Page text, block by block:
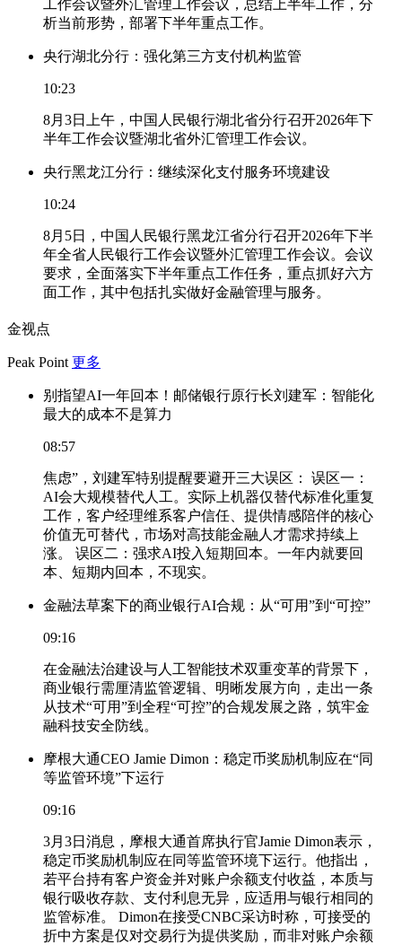
工作会议暨外汇管理工作会议，总结上半年工作，分
析当前形势，部署下半年重点工作。
央行湖北分行：强化第三方支付机构监管
10:23
8月3日上午，中国人民银行湖北省分行召开2026年下
半年工作会议暨湖北省外汇管理工作会议。
央行黑龙江分行：继续深化支付服务环境建设
10:24
8月5日，中国人民银行黑龙江省分行召开2026年下半
年全省人民银行工作会议暨外汇管理工作会议。会议
要求，全面落实下半年重点工作任务，重点抓好六方
面工作，其中包括扎实做好金融管理与服务。
金视点
Peak Point 更多
别指望AI一年回本！邮储银行原行长刘建军：智能化
最大的成本不是算力
08:57
焦虑”，刘建军特别提醒要避开三大误区： 误区一：
AI会大规模替代人工。实际上机器仅替代标准化重复
工作，客户经理维系客户信任、提供情感陪伴的核心
价值无可替代，市场对高技能金融人才需求持续上
涨。 误区二：强求AI投入短期回本。一年内就要回
本、短期内回本，不现实。
金融法草案下的商业银行AI合规：从“可用”到“可控”
09:16
在金融法治建设与人工智能技术双重变革的背景下，
商业银行需厘清监管逻辑、明晰发展方向，走出一条
从技术“可用”到全程“可控”的合规发展之路，筑牢金
融科技安全防线。
摩根大通CEO Jamie Dimon：稳定币奖励机制应在“同
等监管环境”下运行
09:16
3月3日消息，摩根大通首席执行官Jamie Dimon表示，
稳定币奖励机制应在同等监管环境下运行。他指出，
若平台持有客户资金并对账户余额支付收益，本质与
银行吸收存款、支付利息无异，应适用与银行相同的
监管标准。 Dimon在接受CNBC采访时称，可接受的
折中方案是仅对交易行为提供奖励，而非对账户余额